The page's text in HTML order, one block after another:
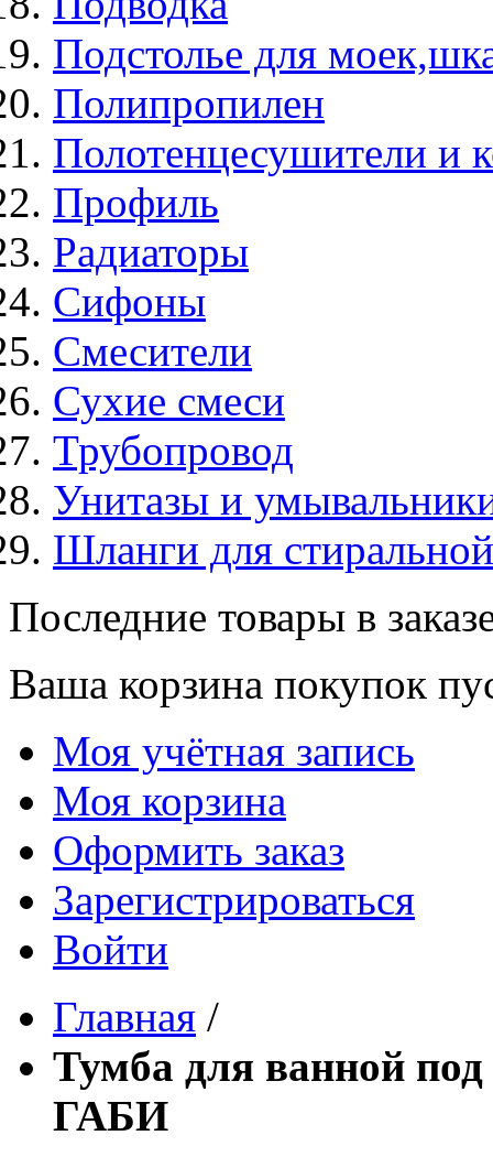
Подстолье для
Полипропилен
Полотенцесушители и
Профиль
Радиаторы
Сифоны
Смесители
Сухие смеси
Трубопровод
Унитазы и
Шланги для
Последние товары в
Ваша корзина покупок
Моя учётная запись
Моя корзина
Оформить заказ
Зарегистрироваться
Войти
Главная /
Тумба для ванной
ГАБИ